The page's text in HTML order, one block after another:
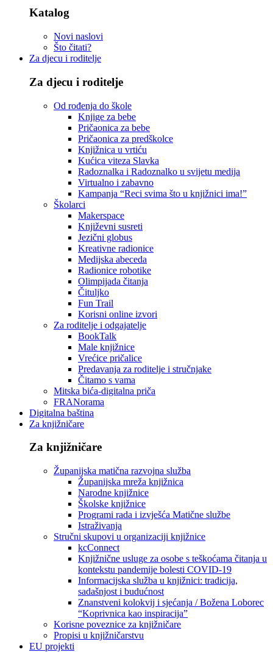
Katalog
Novi naslovi
Što čitati?
Za djecu i roditelje
Za djecu i roditelje
Od rođenja do škole
Knjige za bebe
Pričaonica za bebe
Pričaonica za predškolce
Knjižnica u vrtiću
Kućica viteza Slavka
Radoznalka i Radoznalko u svijetu medija
Virtualno i zabavno
Kampanja “Reci svima što u knjižnici ima!”
Školarci
Makerspace
Književni susreti
Jezični globus
Kreativne radionice
Medijska abeceda
Radionice robotike
Olimpijada čitanja
Čituljko
Fun Trail
Korisni online izvori
Za roditelje i odgajatelje
BookTalk
Male knjižnice
Vrećice pričalice
Predavanja za roditelje i stručnjake
Čitamo s vama
Mitska bića-digitalna priča
FRANorama
Digitalna baština
Za knjižničare
Za knjižničare
Županijska matična razvojna služba
Županijska mreža knjižnica
Narodne knjižnice
Školske knjižnice
Programi rada i izvješća Matične službe
Istraživanja
Stručni skupovi u organizaciji knjižnice
kcConnect
Knjižnične usluge za osobe s teškoćama čitanja u
kontekstu pandemije bolesti COVID-19
Informacijska služba u knjižnici: tradicija,
sadašnjost i budućnost
Znanstveni kolokvij i sjećanja / Božena Loborec
“Koprivnica kao inspiracija”
Korisne poveznice za knjižničare
Propisi u knjižničarstvu
EU projekti